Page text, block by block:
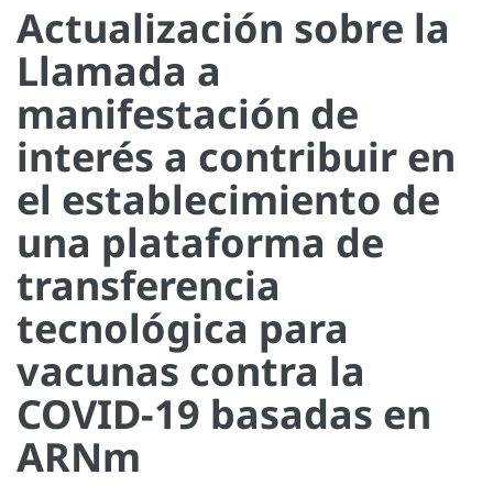
Actualización sobre la
Llamada a
manifestación de
interés a contribuir en
el establecimiento de
una plataforma de
transferencia
tecnológica para
vacunas contra la
COVID-19 basadas en
ARNm